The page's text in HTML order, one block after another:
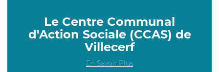
Le Centre Communal
d'Action Sociale (CCAS) de
Villecerf
En Savoir Plus